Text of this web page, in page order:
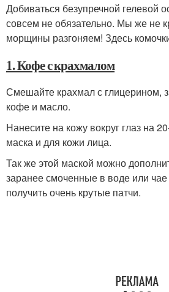
Добиваться безупречной гелевой
совсем не обязательно. Мы же не
морщины разгоняем! Здесь
1. Кофе с крахмалом
Смешайте крахмал с глицерином,
кофе и масло.
Нанесите на кожу вокруг глаз на
маска и для кожи лица.
Так же этой маской можно
заранее смоченные в воде или
получить очень крутые патчи.